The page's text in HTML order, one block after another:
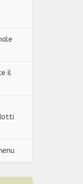
il